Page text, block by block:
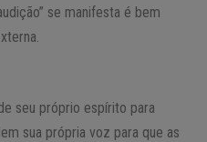
se manifesta é bem
seu próprio espírito para
sua própria voz para que as